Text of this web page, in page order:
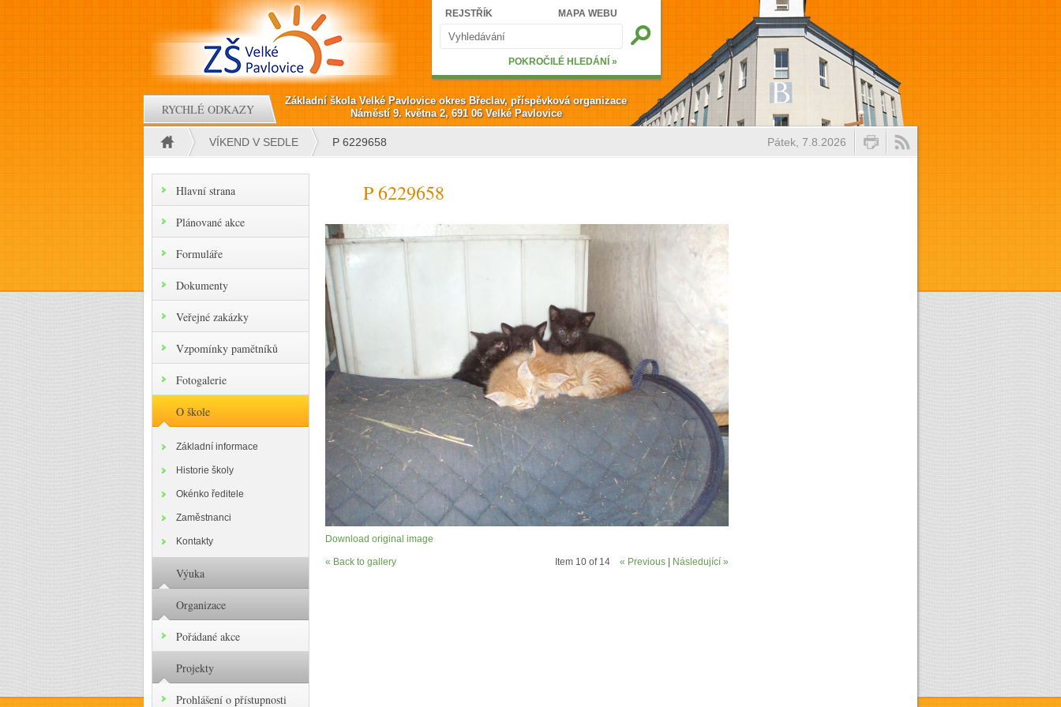
Vyhledávání
Hledat
REJSTŘÍK MAPA WEBU
POKROČILÉ HLEDÁNÍ »
RYCHLÉ ODKAZY
Základní škola Velké Pavlovice okres Břeclav, příspěvková organizace
Náměstí 9. května 2, 691 06 Velké Pavlovice
Jste zde VÍKEND V SEDLE P 6229658 Pátek, 7.8.2026
P 6229658
Download original image
« Back to gallery Item 10 of 14 « Previous Následující »
Hlavní strana
Plánované akce
Formuláře
Dokumenty
Veřejné zakázky
Vzpomínky pamětníků
Fotogalerie
O škole
Základní informace
Historie školy
Okénko ředitele
Zaměstnanci
Kontakty
Výuka
Organizace
Pořádané akce
Projekty
Prohlášení o přístupnosti